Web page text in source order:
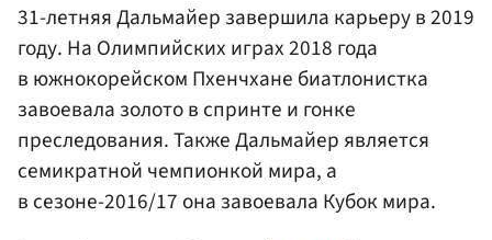
31-летняя Дальмайер завершила карьеру в 2019
году. На Олимпийских играх 2018 года
в южнокорейском Пхенчхане биатлонистка
завоевала золото в спринте и гонке
преследования. Также Дальмайер является
семикратной чемпионкой мира, а
в сезоне-2016/17 она завоевала Кубок мира.